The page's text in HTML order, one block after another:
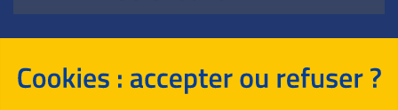
POUR T‘ENTRAÎNER !
ENSEIGNEMENT SCIENTIFIQUE